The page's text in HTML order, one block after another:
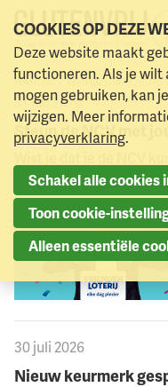
Naar menu Naar
Nieuws Nieuwsoverzicht
NIEUWS
31 juli 2026
Steun de NCV met
VriendenLoterij?
30 juli 2026
Nieuw keurmerk
COOKIES OP DEZE
Deze website maakt
functioneren. Als je wilt
mogen gebruiken, kan
wijzigen. Meer
privacyverklaring.
Schakel alle cookies
Toon cookie-
Alleen essentiële